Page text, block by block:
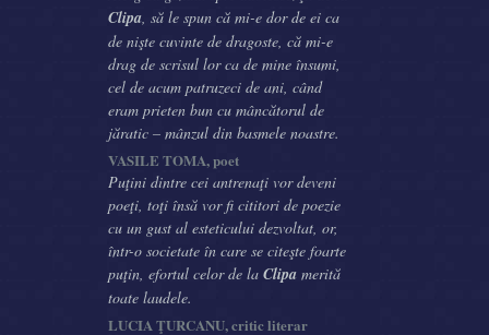
Clipa, să le spun că mi-e dor de ei ca
de nişte cuvinte de dragoste, că mi-e
drag de scrisul lor ca de mine însumi,
cel de acum patruzeci de ani, când
eram prieten bun cu mâncătorul de
jăratic – mânzul din basmele noastre.
VASILE TOMA, poet
Puţini dintre cei antrenaţi vor deveni
poeţi, toţi însă vor fi cititori de poezie
cu un gust al esteticului dezvoltat, or,
într-o societate în care se citeşte foarte
puţin, efortul celor de la Clipa merită
toate laudele.
LUCIA ŢURCANU, critic literar